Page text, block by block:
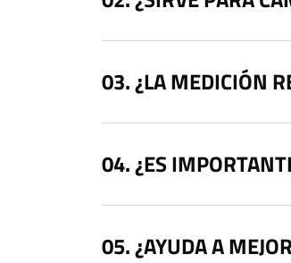
¿LA MEDICIÓN
¿ES
¿AYUDA A